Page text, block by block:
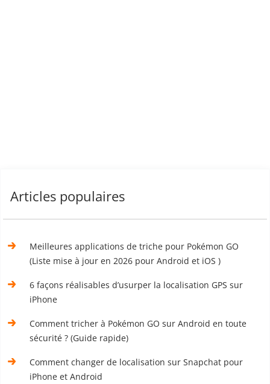
Articles populaires
Meilleures applications de triche pour Pokémon GO
(Liste mise à jour en 2026 pour Android et iOS )
6 façons réalisables d’usurper la localisation GPS sur
iPhone
Comment tricher à Pokémon GO sur Android en toute
sécurité ? (Guide rapide)
Comment changer de localisation sur Snapchat pour
iPhone et Android